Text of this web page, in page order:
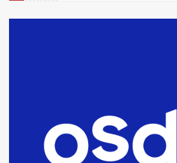
fueron detenidos por
comercialización de
tarde del sábado